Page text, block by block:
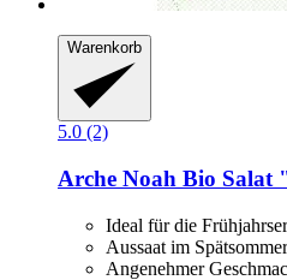
Warenkorb
5.0 (2)
Arche Noah Bio Salat
Ideal für die
Aussaat im Spätsommer
Angenehmer